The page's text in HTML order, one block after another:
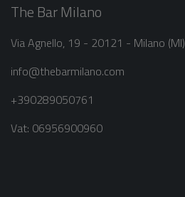
The Bar Milano
Via Agnello, 19 - 20121 - Milano (MI)
info@thebarmilano.com
+390289050761
Vat: 06956900960